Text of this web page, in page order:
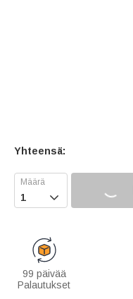
Yhteensä:

99 päivää
Palautukset